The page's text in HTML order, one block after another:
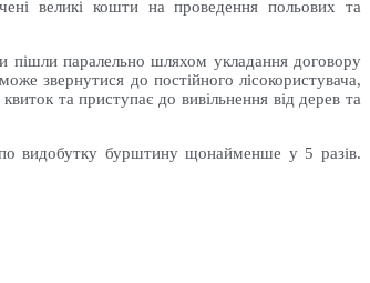
великі кошти на проведення польових та
пішли паралельно шляхом укладання договору
звернутися до постійного лісокористувача,
та приступає до вивільнення від дерев та
по видобутку бурштину щонайменше у 5 разів.